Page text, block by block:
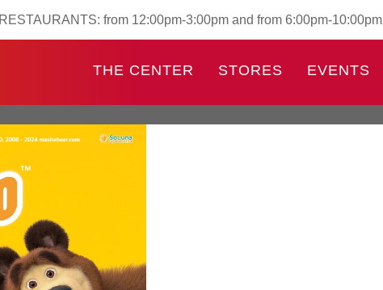
RESTAURANTS: from 12:00pm-3:00pm and from 6:00pm-10:00pm
THE CENTER STORES EVENTS